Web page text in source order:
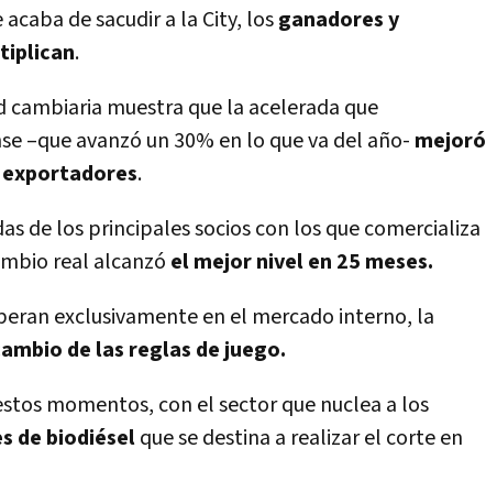
acaba de sacudir a la City, losganadores y
.
muestra que la acelerada que
–que avanzó un 30% en lo que va del año- mejoró
exportadores.
de los principales socios con los que comercializa
real alcanzó el mejor nivel en 25 meses.
exclusivamente en el mercado interno, la
de las reglas de juego.
momentos, con el sector que nuclea a los
de biodiéselque se destina a realizar el corte en